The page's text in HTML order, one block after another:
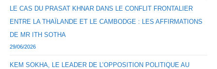
LE CAS DU PRASAT KHNAR DANS LE CONFLIT FRONTALIER
ENTRE LA THAÏLANDE ET LE CAMBODGE : LES AFFIRMATIONS
DE MR ITH SOTHA
29/06/2026
KEM SOKHA, LE LEADER DE L’OPPOSITION POLITIQUE AU